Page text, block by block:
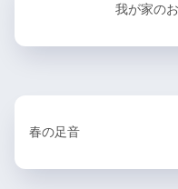
我が家の
春の足音